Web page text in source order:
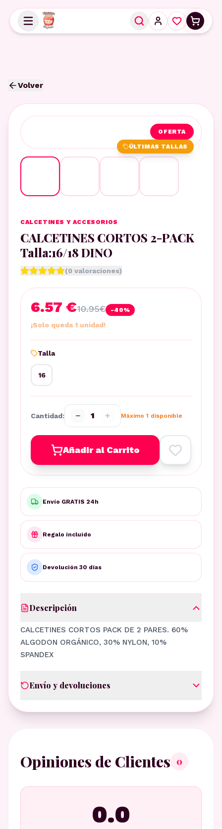
Volver
OFERTA
ÚLTIMAS TALLAS
CALCETINES Y ACCESORIOS
CALCETINES CORTOS 2-PACK
Talla:16/18 DINO
(0 valoraciones)
6.57 €10.95€ -40%
¡Solo queda 1 unidad!
Talla
16
Cantidad: − 1 + Máximo 1 disponible
Añadir al Carrito
Envío GRATIS 24h
Regalo incluido
Devolución 30 días
Descripción
CALCETINES CORTOS PACK DE 2 PARES. 60%
ALGODON ORGÁNICO, 30% NYLON, 10%
SPANDEX
Envío y devoluciones
Opiniones de Clientes 0
0.0